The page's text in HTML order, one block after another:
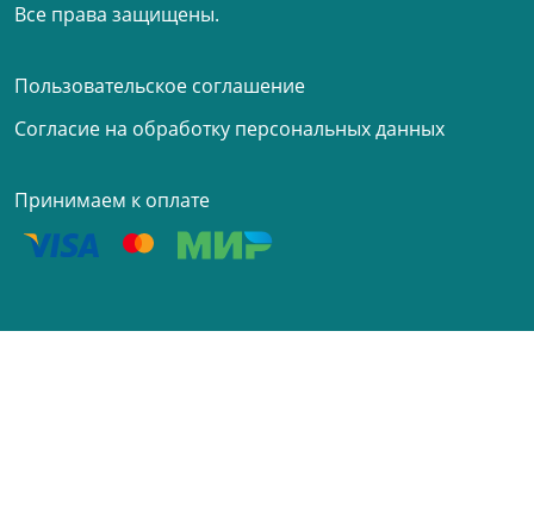
Все права защищены.
Пользовательское соглашение
Согласие на обработку персональных данных
Принимаем к оплате